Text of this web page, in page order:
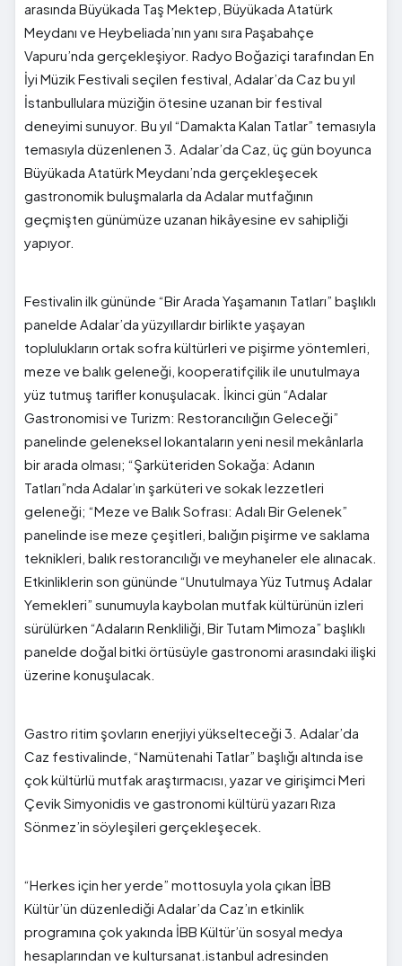
arasında Büyükada Taş Mektep, Büyükada Atatürk
Meydanı ve Heybeliada’nın yanı sıra Paşabahçe
Vapuru’nda gerçekleşiyor. Radyo Boğaziçi tarafından En
İyi Müzik Festivali seçilen festival, Adalar’da Caz bu yıl
İstanbullulara müziğin ötesine uzanan bir festival
deneyimi sunuyor. Bu yıl “Damakta Kalan Tatlar” temasıyla
temasıyla düzenlenen 3. Adalar’da Caz, üç gün boyunca
Büyükada Atatürk Meydanı’nda gerçekleşecek
gastronomik buluşmalarla da Adalar mutfağının
geçmişten günümüze uzanan hikâyesine ev sahipliği
yapıyor.
Festivalin ilk gününde “Bir Arada Yaşamanın Tatları” başlıklı
panelde Adalar’da yüzyıllardır birlikte yaşayan
toplulukların ortak sofra kültürleri ve pişirme yöntemleri,
meze ve balık geleneği, kooperatifçilik ile unutulmaya
yüz tutmuş tarifler konuşulacak. İkinci gün “Adalar
Gastronomisi ve Turizm: Restorancılığın Geleceği”
panelinde geleneksel lokantaların yeni nesil mekânlarla
bir arada olması; “Şarküteriden Sokağa: Adanın
Tatları”nda Adalar’ın şarküteri ve sokak lezzetleri
geleneği; “Meze ve Balık Sofrası: Adalı Bir Gelenek”
panelinde ise meze çeşitleri, balığın pişirme ve saklama
teknikleri, balık restorancılığı ve meyhaneler ele alınacak.
Etkinliklerin son gününde “Unutulmaya Yüz Tutmuş Adalar
Yemekleri” sunumuyla kaybolan mutfak kültürünün izleri
sürülürken “Adaların Renkliliği, Bir Tutam Mimoza” başlıklı
panelde doğal bitki örtüsüyle gastronomi arasındaki ilişki
üzerine konuşulacak.
Gastro ritim şovların enerjiyi yükselteceği 3. Adalar’da
Caz festivalinde, “Namütenahi Tatlar” başlığı altında ise
çok kültürlü mutfak araştırmacısı, yazar ve girişimci Meri
Çevik Simyonidis ve gastronomi kültürü yazarı Rıza
Sönmez’in söyleşileri gerçekleşecek.
“Herkes için her yerde” mottosuyla yola çıkan İBB
Kültür’ün düzenlediği Adalar’da Caz’ın etkinlik
programına çok yakında İBB Kültür’ün sosyal medya
hesaplarından ve kultursanat.istanbul adresinden